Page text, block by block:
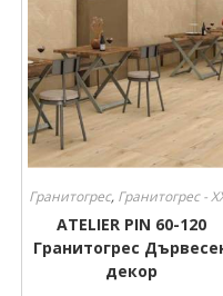
Размер
Размер
Гранитогрес, Гранитогрес -
ATELIER PIN 60-120
Гранитогрес
декор